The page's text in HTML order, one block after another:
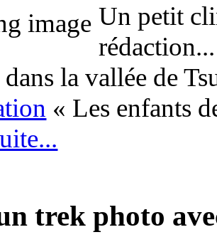
Un petit
la vallée de
« Les enfants
trek photo